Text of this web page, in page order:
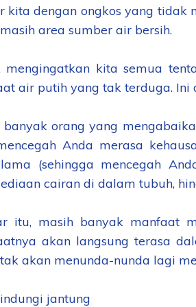
kita dengan ongkos yang
area sumber air bersih.
mengingatkan kita semua
air putih yang tak terduga.
banyak orang yang
Anda merasa
(sehingga mencegah
cairan di dalam tubuh,
itu, masih banyak manfaat
akan langsung terasa
akan menunda-nunda lagi
jantung